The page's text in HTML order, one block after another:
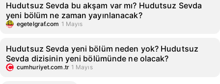
Hudutsuz Sevda bu akşam var mı? Hudutsuz Sevda
yeni bölüm ne zaman yayınlanacak?
egetelgraf.com 1 Mayıs
Hudutsuz Sevda yeni bölüm neden yok? Hudutsuz
Sevda dizisinin yeni bölümünde ne olacak?
cumhuriyet.com.tr 1 Mayıs